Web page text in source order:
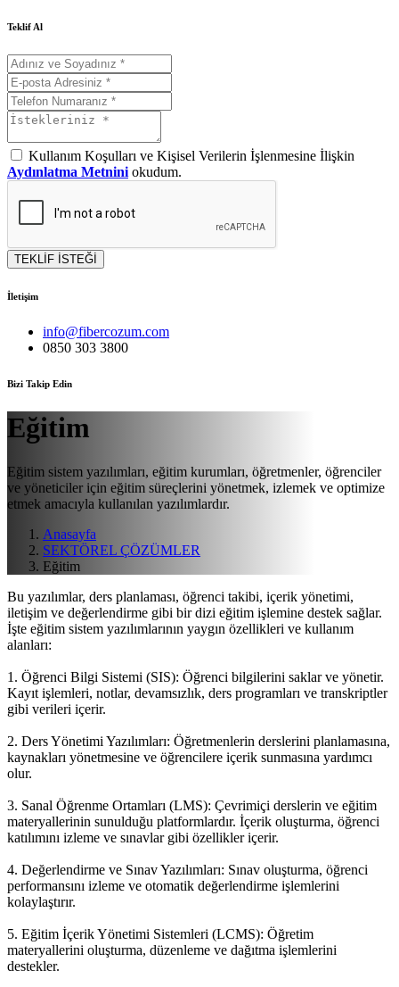
Teklif Al
Kullanım Koşulları ve Kişisel Verilerin İşlenmesine İlişkin
Aydınlatma Metnini okudum.
TEKLİF İSTEĞİ
İletişim
info@fibercozum.com
0850 303 3800
Bizi Takip Edin
Eğitim
Eğitim sistem yazılımları, eğitim kurumları, öğretmenler, öğrenciler
ve yöneticiler için eğitim süreçlerini yönetmek, izlemek ve optimize
etmek amacıyla kullanılan yazılımlardır.
Anasayfa
SEKTÖREL ÇÖZÜMLER
Eğitim
Bu yazılımlar, ders planlaması, öğrenci takibi, içerik yönetimi,
iletişim ve değerlendirme gibi bir dizi eğitim işlemine destek sağlar.
İşte eğitim sistem yazılımlarının yaygın özellikleri ve kullanım
alanları:
1. Öğrenci Bilgi Sistemi (SIS): Öğrenci bilgilerini saklar ve yönetir.
Kayıt işlemleri, notlar, devamsızlık, ders programları ve transkriptler
gibi verileri içerir.
2. Ders Yönetimi Yazılımları: Öğretmenlerin derslerini planlamasına,
kaynakları yönetmesine ve öğrencilere içerik sunmasına yardımcı
olur.
3. Sanal Öğrenme Ortamları (LMS): Çevrimiçi derslerin ve eğitim
materyallerinin sunulduğu platformlardır. İçerik oluşturma, öğrenci
katılımını izleme ve sınavlar gibi özellikler içerir.
4. Değerlendirme ve Sınav Yazılımları: Sınav oluşturma, öğrenci
performansını izleme ve otomatik değerlendirme işlemlerini
kolaylaştırır.
5. Eğitim İçerik Yönetimi Sistemleri (LCMS): Öğretim
materyallerini oluşturma, düzenleme ve dağıtma işlemlerini
destekler.